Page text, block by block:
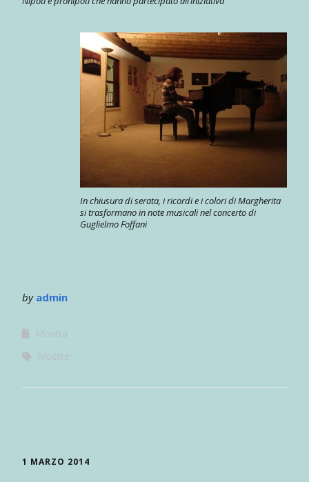
In chiusura di serata, i ricordi e i colori di Margherita
si trasformano in note musicali nel concerto di
Guglielmo Foffani
by admin
Mostra
Mostre
1 MARZO 2014